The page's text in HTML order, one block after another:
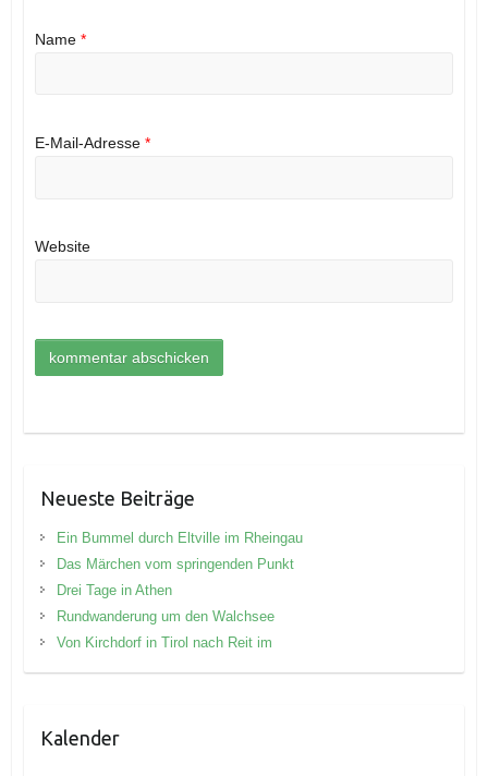
Name *
E-Mail-Adresse *
Website
Neueste Beiträge
Ein Bummel durch Eltville im Rheingau
Das Märchen vom springenden Punkt
Drei Tage in Athen
Rundwanderung um den Walchsee
Von Kirchdorf in Tirol nach Reit im
Kalender